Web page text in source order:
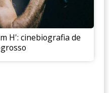
H': cinebiografia de